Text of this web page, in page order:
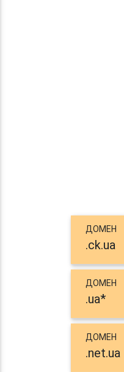
ДОМЕН
.ck.ua
ДОМЕН
.ua*
ДОМЕН
.net.ua